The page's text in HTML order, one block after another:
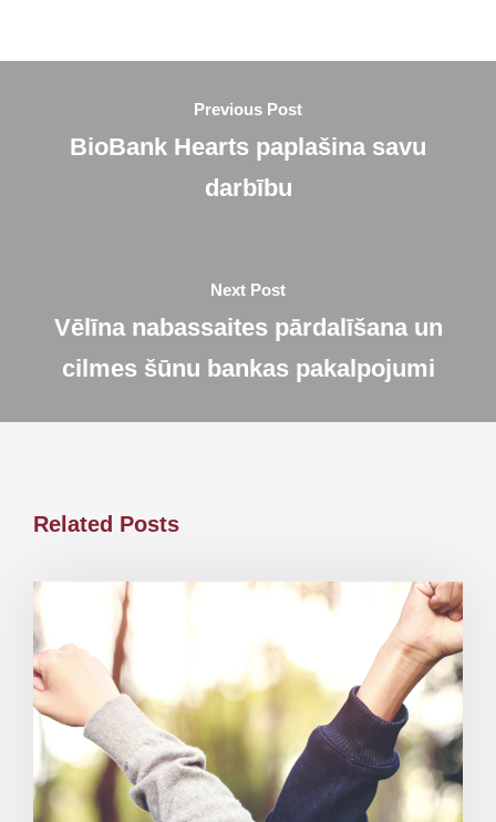
Previous Post
BioBank Hearts paplašina savu
darbību
Next Post
Vēlīna nabassaites pārdalīšana un
cilmes šūnu bankas pakalpojumi
Related Posts